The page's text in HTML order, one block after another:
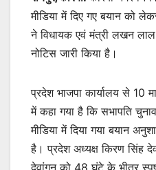
मीडिया में दिए गए बयान को
ने विधायक एवं मंत्री लखन
नोटिस जारी किया है।
प्रदेश भाजपा कार्यालय से 10
में कहा गया है कि सभापति
मीडिया में दिया गया बयान
है। प्रदेश अध्यक्ष किरण सिंह
देवांगन को 48 घंटे के भीतर